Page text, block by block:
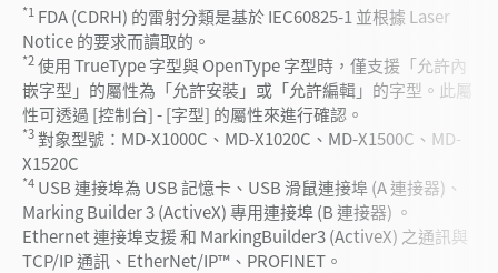
*1 FDA (CDRH) 的雷射分類是基於 IEC60825-1 並根據 Laser
Notice 的要求而讀取的。
*2使用 TrueType 字型與 OpenType 字型時，僅支援「允許內
嵌字型」的屬性為「允許安裝」或「允許編輯」的字型。此屬
性可透過 [控制台] - [字型] 的屬性來進行確認。
*3對象型號：MD-X1000C、MD-X1020C、MD-X1500C、MD-
X1520C
*4 USB 連接埠為 USB 記憶卡、USB 滑鼠連接埠 (A 連接器)、
Marking Builder 3 (ActiveX) 專用連接埠 (B 連接器) 。
Ethernet 連接埠支援 和 MarkingBuilder3 (ActiveX) 之通訊與
TCP/IP 通訊、EtherNet/IP™、PROFINET。